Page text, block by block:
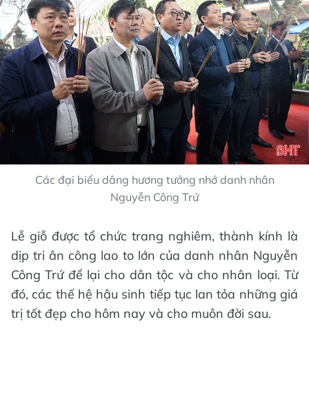
Các đại biểu dâng hương tưởng nhớ danh nhân
Nguyễn Công Trứ
Lễ giỗ được tổ chức trang nghiêm, thành kính là
dịp tri ân công lao to lớn của danh nhân Nguyễn
Công Trứ để lại cho dân tộc và cho nhân loại. Từ
đó, các thế hệ hậu sinh tiếp tục lan tỏa những giá
trị tốt đẹp cho hôm nay và cho muôn đời sau.